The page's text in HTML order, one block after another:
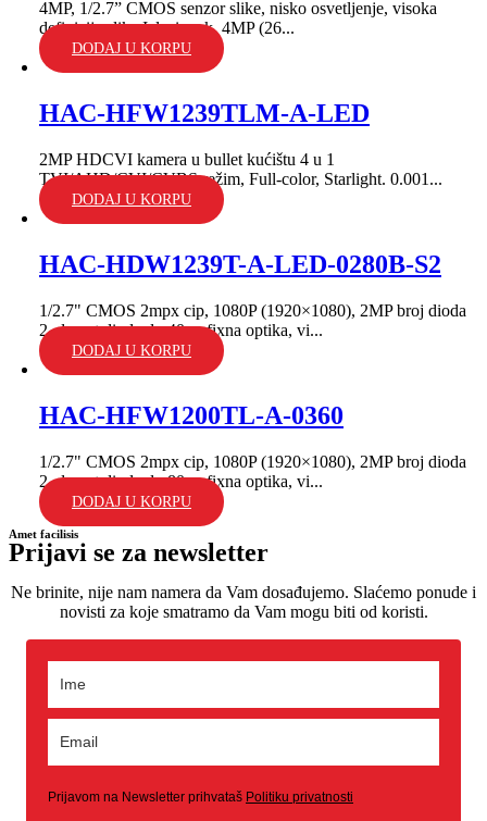
4MP, 1/2.7” CMOS senzor slike, nisko osvetljenje, visoka
definicija slike.Izlazi mak. 4MP (26...
DODAJ U KORPU
HAC-HFW1239TLM-A-LED
2MP HDCVI kamera u bullet kućištu 4 u 1
TVI/AHD/CVI/CVBS režim, Full-color, Starlight. 0.001...
DODAJ U KORPU
HAC-HDW1239T-A-LED-0280B-S2
1/2.7" CMOS 2mpx cip, 1080P (1920×1080), 2MP broj dioda
2, domet dioda do 40m; fixna optika, vi...
DODAJ U KORPU
HAC-HFW1200TL-A-0360
1/2.7" CMOS 2mpx cip, 1080P (1920×1080), 2MP broj dioda
2, domet dioda do 80m; fixna optika, vi...
DODAJ U KORPU
Amet facilisis
Prijavi se za newsletter
Ne brinite, nije nam namera da Vam dosađujemo. Slaćemo ponude i
novisti za koje smatramo da Vam mogu biti od koristi.
Prijavom na Newsletter prihvataš Politiku privatnosti